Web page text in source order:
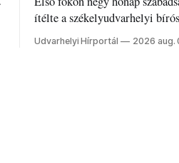
ítélte a székelyudvarhelyi
Szabolcsot.
Udvarhelyi Hírportál 2026 aug.